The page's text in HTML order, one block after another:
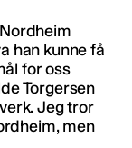
han kunne få
for oss
Torgersen
Jeg tror
men